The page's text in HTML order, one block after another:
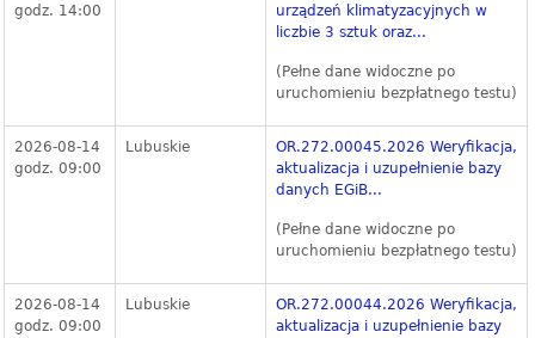
godz. 14:00
urządzeń klimatyzacyjnych w
liczbie 3 sztuk oraz...
(Pełne dane widoczne po
uruchomieniu bezpłatnego testu)
2026-08-14
godz. 09:00
Lubuskie
OR.272.00045.2026 Weryfikacja,
aktualizacja i uzupełnienie bazy
danych EGiB...
(Pełne dane widoczne po
uruchomieniu bezpłatnego testu)
2026-08-14
godz. 09:00
Lubuskie
OR.272.00044.2026 Weryfikacja,
aktualizacja i uzupełnienie bazy